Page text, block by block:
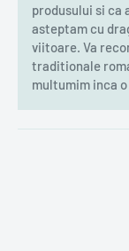
produsului si ca
asteptam cu
viitoare. Va
traditionale
multumim inca